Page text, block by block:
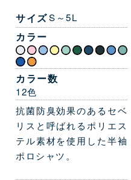
サイズS～5L
カラー
カラー数
12色
抗菌防臭効果のあるセベ
リスと呼ばれるポリエス
テル素材を使用した半袖
ポロシャツ。